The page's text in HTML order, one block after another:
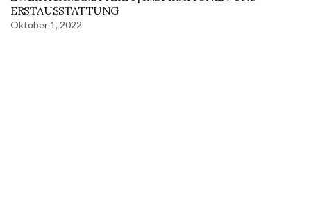
ERSTAUSSTATTUNG
Oktober 1, 2022